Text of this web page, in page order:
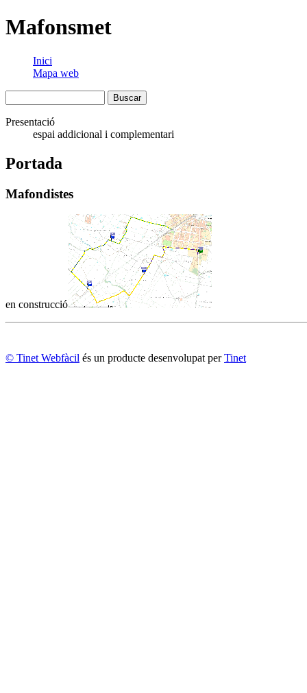
Mafonsmet
Inici
Mapa web
Presentació
espai addicional i complementari
Portada
Mafondistes
en construcció
© Tinet Webfàcil és un producte desenvolupat perTinet